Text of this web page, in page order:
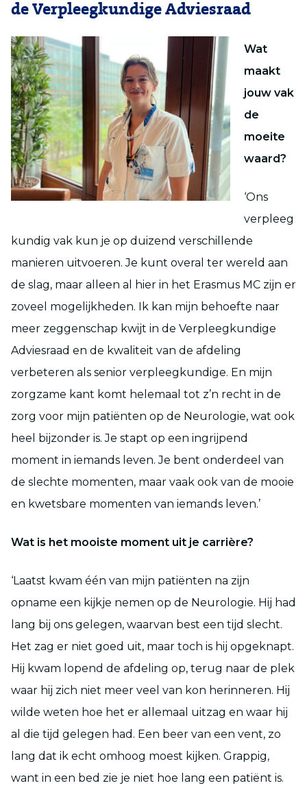
de Verpleegkundige Adviesraad
Wat
maakt
jouw vak
de
moeite
waard?
‘Ons
verpleeg
kundig vak kun je op duizend verschillende
manieren uitvoeren. Je kunt overal ter wereld aan
de slag, maar alleen al hier in het Erasmus MC zijn er
zoveel mogelijkheden. Ik kan mijn behoefte naar
meer zeggenschap kwijt in de Verpleegkundige
Adviesraad en de kwaliteit van de afdeling
verbeteren als senior verpleegkundige. En mijn
zorgzame kant komt helemaal tot z’n recht in de
zorg voor mijn patiënten op de Neurologie, wat ook
heel bijzonder is. Je stapt op een ingrijpend
moment in iemands leven. Je bent onderdeel van
de slechte momenten, maar vaak ook van de mooie
en kwetsbare momenten van iemands leven.’
Wat is het mooiste moment uit je carrière?
‘Laatst kwam één van mijn patiënten na zijn
opname een kijkje nemen op de Neurologie. Hij had
lang bij ons gelegen, waarvan best een tijd slecht.
Het zag er niet goed uit, maar toch is hij opgeknapt.
Hij kwam lopend de afdeling op, terug naar de plek
waar hij zich niet meer veel van kon herinneren. Hij
wilde weten hoe het er allemaal uitzag en waar hij
al die tijd gelegen had. Een beer van een vent, zo
lang dat ik echt omhoog moest kijken. Grappig,
want in een bed zie je niet hoe lang een patiënt is.